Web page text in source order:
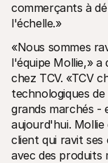
commerçants à
l'échelle.»
«Nous sommes
l'équipe Mollie,»
chez TCV. «TCV
technologiques
grands marchés -
aujourd'hui.
client qui ravit
avec des produits